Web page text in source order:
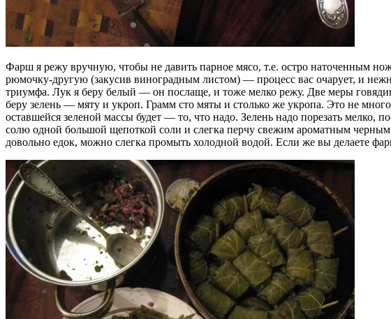
Фарш я режу вручную, чтобы не давить парное мясо, т.е. остро наточенным
рюмочку-другую (закусив виноградным листом) — процесс вас очарует, и
триумфа. Лук я беру белый — он послаще, и тоже мелко режу. Две меры
беру зелень — мяту и укроп. Грамм сто мяты и столько же укропа. Это не
оставшейся зеленой массы будет — то, что надо. Зелень надо порезать мелко,
солю одной большой щепоткой соли и слегка перчу свежим ароматным
довольно едок, можно слегка промыть холодной водой. Если же вы делаете